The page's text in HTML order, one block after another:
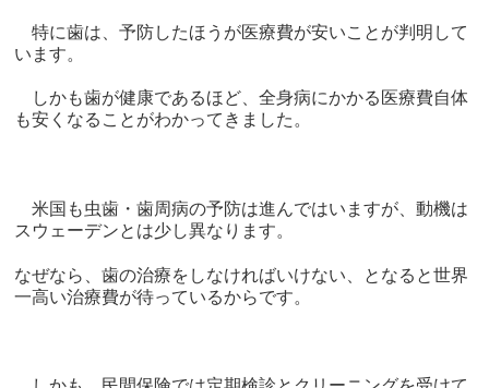
特に歯は、予防したほうが医療費が安いことが判明して
います。
しかも歯が健康であるほど、全身病にかかる医療費自体
も安くなることがわかってきました。
米国も虫歯・歯周病の予防は進んではいますが、動機は
スウェーデンとは少し異なります。
なぜなら、歯の治療をしなければいけない、となると世界
一高い治療費が待っているからです。